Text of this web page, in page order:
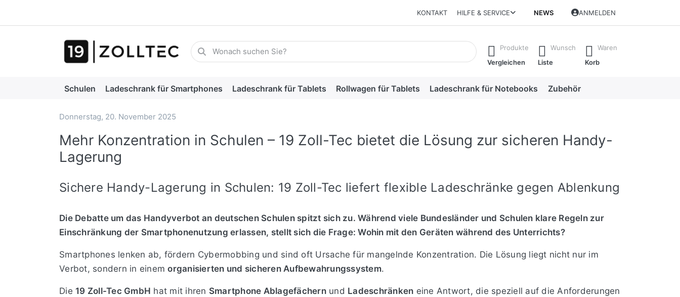
KONTAKT HILFE & SERVICE NEWS ANMELDEN
Geben Sie einen Suchbegriff ein. Während Sie tippen, erscheinen automatisch erste Ergebnisse. Drücken Sie die Eingabetaste, um alle
Produkte
Vergleichen
Wunsch
Liste
Waren
Korb
Schulen Ladeschrank für Smartphones Ladeschrank für Tablets Rollwagen für Tablets Ladeschrank für Notebooks Zubehör
Donnerstag, 20. November 2025
Tablet und Notebook Schränke
Mehr Konzentration in Schulen – 19 Zoll-Tec bietet die Lösung zur sicheren Handy-
Lagerung
Sichere Handy-Lagerung in Schulen: 19 Zoll-Tec liefert flexible Ladeschränke gegen Ablenkung
Die Debatte um das Handyverbot an deutschen Schulen spitzt sich zu. Während viele Bundesländer und Schulen klare Regeln zur
Einschränkung der Smartphonenutzung erlassen, stellt sich die Frage: Wohin mit den Geräten während des Unterrichts?
Smartphones lenken ab, fördern Cybermobbing und sind oft Ursache für mangelnde Konzentration. Die Lösung liegt nicht nur im
Verbot, sondern in einemorganisierten und sicheren Aufbewahrungssystem.
Die 19 Zoll-Tec GmbH hat mit ihren Smartphone Ablagefächernund Ladeschränken eine Antwort, die speziell auf die Anforderungen